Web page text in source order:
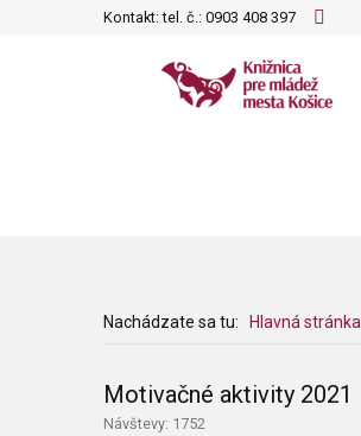
Kontakt: tel. č.: 0903 408 397
Nachádzate sa tu: Hlavná stránka
Motivačné aktivity 2021
Návštevy: 1752